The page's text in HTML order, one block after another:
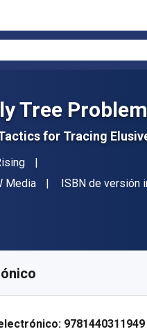
Tree
for Tracing
Media ISBN de versión
9781440311949